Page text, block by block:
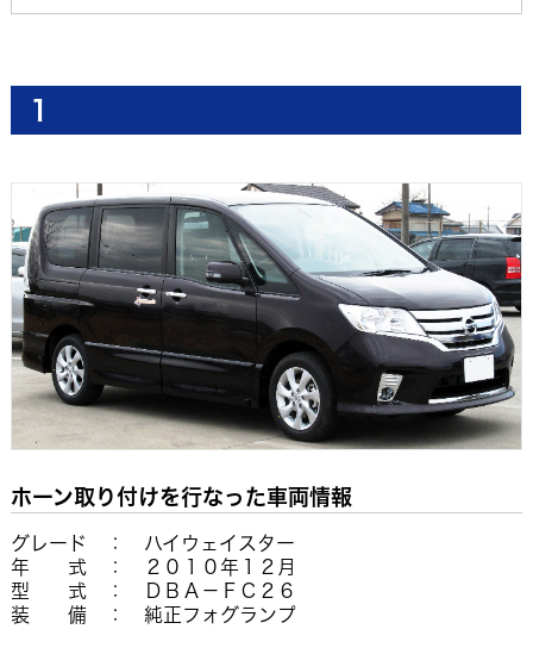
1
ホーン取り付けを行なった車両情報
グレード ： ハイウェイスター
年 式 ： ２０１０年１２月
型 式 ： ＤＢＡ－ＦＣ２６
装 備 ： 純正フォグランプ